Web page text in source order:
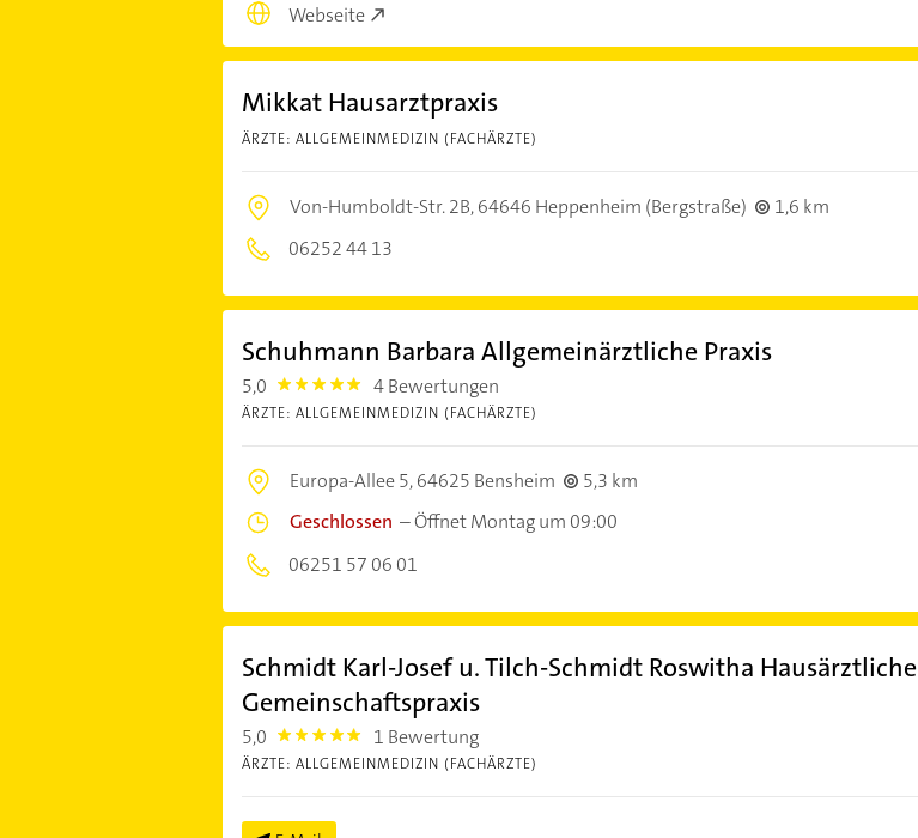
Webseite
Mikkat Hausarztpraxis
ÄRZTE: ALLGEMEINMEDIZIN (FACHÄRZTE)
Von-Humboldt-Str. 2B,64646 Heppenheim (Bergstraße)
1,6 km
06252 44 13
Schuhmann Barbara Allgemeinärztliche Praxis
5,0 5.0 4 Bewertungen
ÄRZTE: ALLGEMEINMEDIZIN (FACHÄRZTE)
Europa-Allee 5,64625 Bensheim
5,3 km
Geschlossen –Öffnet Montag um 09:00
06251 57 06 01
Schmidt Karl-Josef u. Tilch-Schmidt Roswitha Hausärztliche
Gemeinschaftspraxis
5,0 5.0 1 Bewertung
ÄRZTE: ALLGEMEINMEDIZIN (FACHÄRZTE)